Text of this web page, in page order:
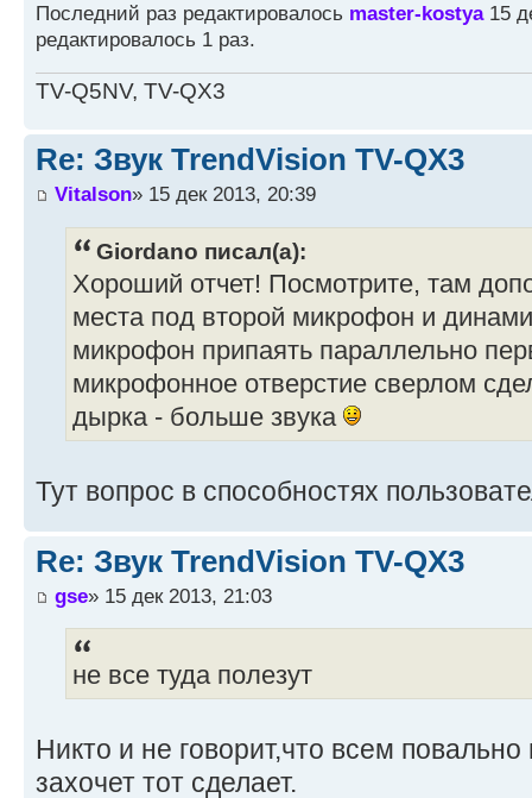
Последний раз редактировалось master-kostya15
редактировалось 1 раз.
TV-Q5NV, TV-QX3
Re: Звук TrendVision TV-QX3
Vitalson» 15 дек 2013, 20:39
Giordano писал(а):
Хороший отчет! Посмотрите, там
места под второй микрофон и
микрофон припаять параллельно
микрофонное отверстие сверлом
дырка - больше звука
Тут вопрос в способностях
Re: Звук TrendVision TV-QX3
gse» 15 дек 2013, 21:03
не все туда полезут
Никто и не говорит,что всем
захочет тот сделает.